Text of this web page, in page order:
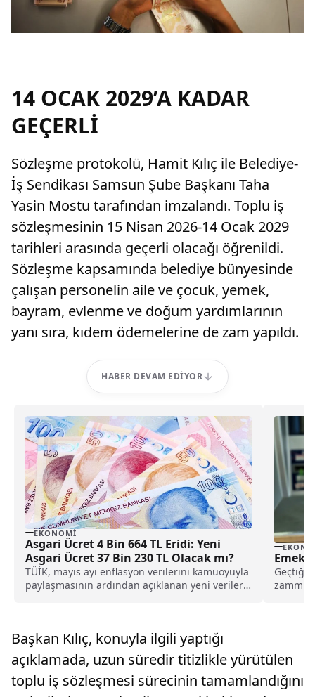
14 OCAK 2029’A KADAR
GEÇERLİ
Sözleşme protokolü, Hamit Kılıç ile Belediye-
İş Sendikası Samsun Şube Başkanı Taha
Yasin Mostu tarafından imzalandı. Toplu iş
sözleşmesinin 15 Nisan 2026-14 Ocak 2029
tarihleri arasında geçerli olacağı öğrenildi.
Sözleşme kapsamında belediye bünyesinde
çalışan personelin aile ve çocuk, yemek,
bayram, evlenme ve doğum yardımlarının
yanı sıra, kıdem ödemelerine de zam yapıldı.
HABER DEVAM EDIYOR
EKONOMI
Asgari Ücret 4 Bin 664 TL Eridi: Yeni
Asgari Ücret 37 Bin 230 TL Olacak mı?
TÜİK, mayıs ayı enflasyon verilerini kamuoyuyla
paylaşmasının ardından açıklanan yeni verilere
Aynı zamanda, verilere bakıldığında yeni asgari
ücretin 36 bin 200 lira olması beklendiği
öğrenildi.
Başkan Kılıç, konuyla ilgili yaptığı
açıklamada, uzun süredir titizlikle yürütülen
toplu iş sözleşmesi sürecinin tamamlandığını